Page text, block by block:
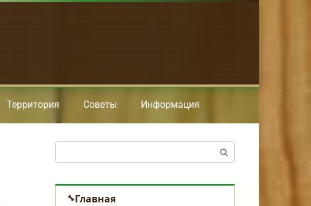
Территория Советы Информация
Главная